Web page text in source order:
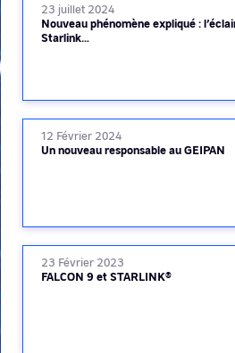
23 juillet 2024
Nouveau phénomène expliqué :
Starlink…
12 Février 2024
Un nouveau responsable au GEIPAN
23 Février 2023
FALCON 9 et STARLINK®